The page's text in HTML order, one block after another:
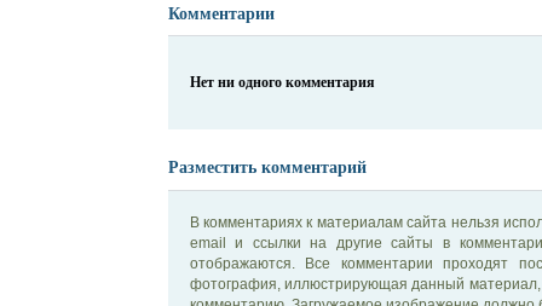
Комментарии
Нет ни одного комментария
Разместить комментарий
В комментариях к материалам сайта нельзя
email и ссылки на другие сайты в
отображаются. Все комментарии проходят
фотография, иллюстрирующая данный материал,